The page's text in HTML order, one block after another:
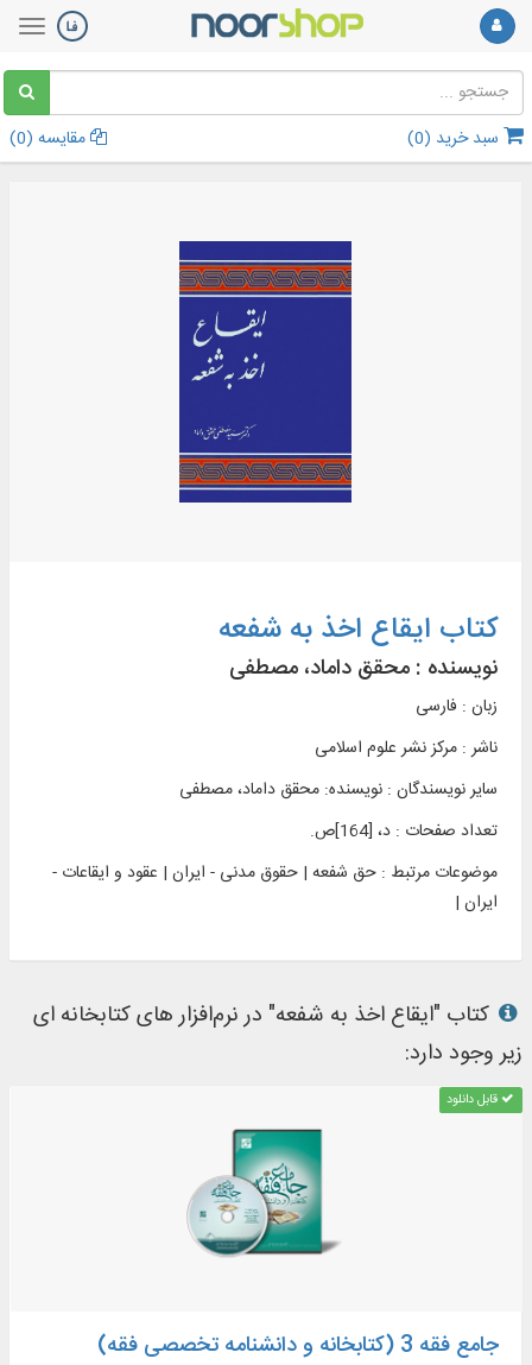
سبد خرید (0
) مقایسه (0
)
کتاب ایقاع اخذ به شفعه
نویسنده : محقق داماد، مصطفی
زبان : فارسی
ناشر : مرکز نشر علوم اسلامی
سایر نویسندگان : نویسنده: محقق داماد، مصطفی
تعداد صفحات : د، [164]ص.
موضوعات مرتبط : حق شفعه | حقوق مدنی - ایران | عقود و ایقاعات -
ایران |
کتاب "ایقاع اخذ به شفعه" در نرم‌افزار های کتابخانه ای
زیر وجود دارد:
قابل دانلود
جامع فقه 3 (کتابخانه و دانشنامه تخصصی فقه)